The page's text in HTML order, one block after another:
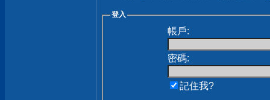
登入
帳戶:
密碼:
記住我?